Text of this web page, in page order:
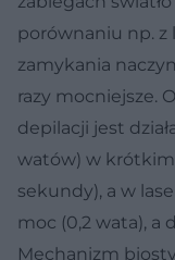
porównaniu np. z
zamykania
razy mocniejsze.
depilacji jest
watów) w krótkim
sekundy), a w
moc (0,2 wata), a
Mechanizm